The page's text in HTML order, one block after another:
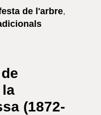
de l'arbre,
la
(1872-